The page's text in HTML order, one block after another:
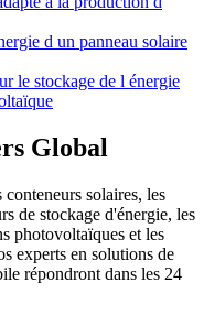
d un panneau solaire
le stockage de l énergie
Global
solaires, les
de stockage d'énergie, les
photovoltaïques et les
experts en solutions de
répondront dans les 24